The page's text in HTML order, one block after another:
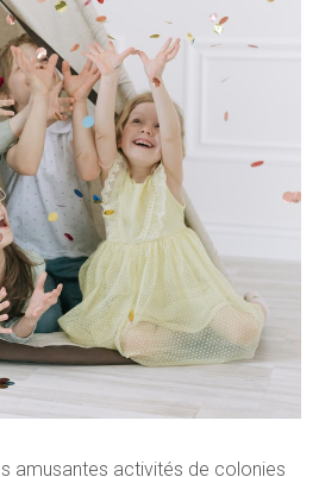
amusantes activités de colonies